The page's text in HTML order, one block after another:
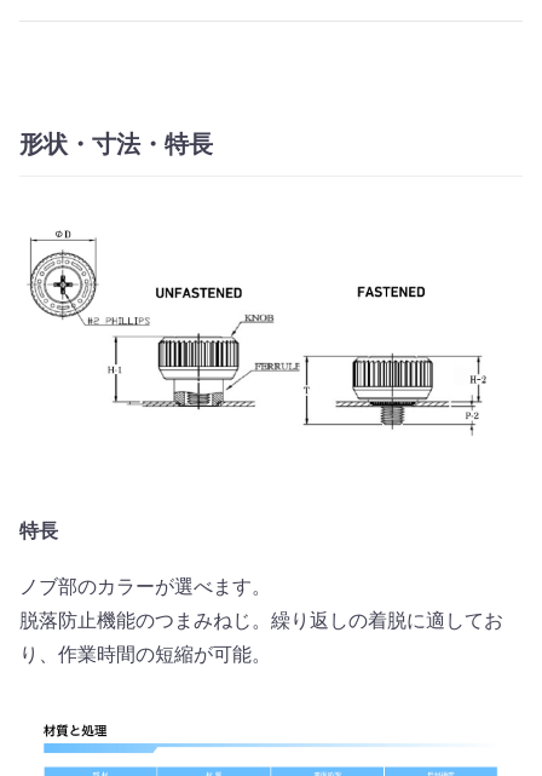
形状・寸法・特長
特長
ノブ部のカラーが選べます。
脱落防止機能のつまみねじ。繰り返しの着脱に適してお
り、作業時間の短縮が可能。